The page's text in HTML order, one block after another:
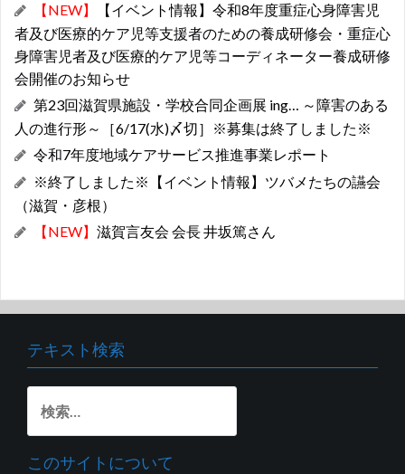
o
o
k
A
p
【NEW】
【イベント情報】令和8年度重症心身障害児
者及び医療的ケア児等支援者のための養成研修会・重症心
身障害児者及び医療的ケア児等コーディネーター養成研修
会開催のお知らせ
第23回滋賀県施設・学校合同企画展 ing… ～障害のある
人の進行形～［6/17(水)〆切］※募集は終了しました※
令和7年度地域ケアサービス推進事業レポート
※終了しました※【イベント情報】ツバメたちの讌会
（滋賀・彦根）
【NEW】 滋賀言友会 会長 井坂篤さん
テキスト検索
索:
このサイトについて